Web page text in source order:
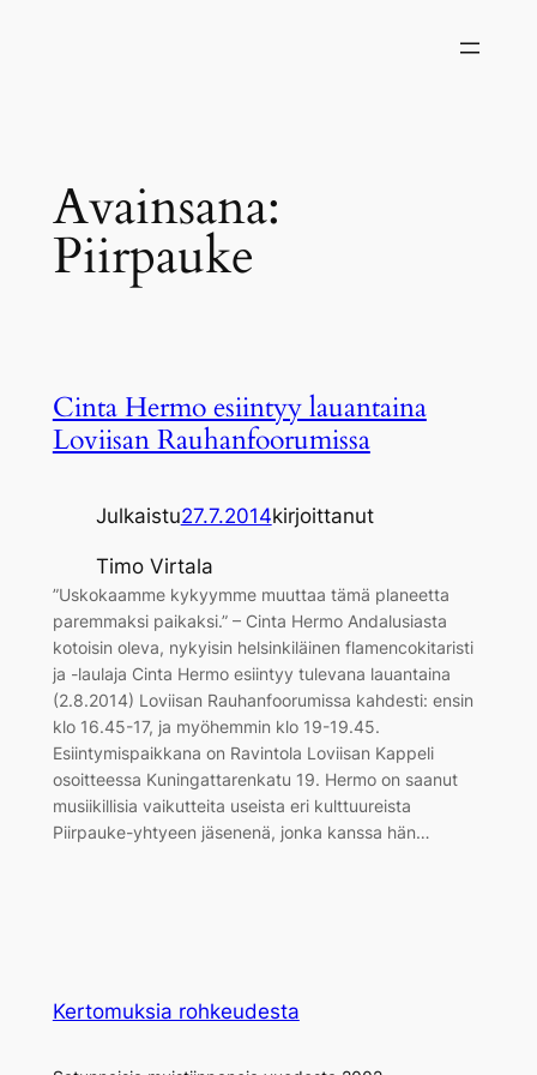
Avainsana:
Piirpauke
Cinta Hermo esiintyy lauantaina
Loviisan Rauhanfoorumissa
Julkaistu27.7.2014kirjoittanut
Timo Virtala
”Uskokaamme kykyymme muuttaa tämä planeetta
paremmaksi paikaksi.” – Cinta Hermo Andalusiasta
kotoisin oleva, nykyisin helsinkiläinen flamencokitaristi
ja -laulaja Cinta Hermo esiintyy tulevana lauantaina
(2.8.2014) Loviisan Rauhanfoorumissa kahdesti: ensin
klo 16.45-17, ja myöhemmin klo 19-19.45.
Esiintymispaikkana on Ravintola Loviisan Kappeli
osoitteessa Kuningattarenkatu 19. Hermo on saanut
musiikillisia vaikutteita useista eri kulttuureista
Piirpauke-yhtyeen jäsenenä, jonka kanssa hän…
Kertomuksia rohkeudesta